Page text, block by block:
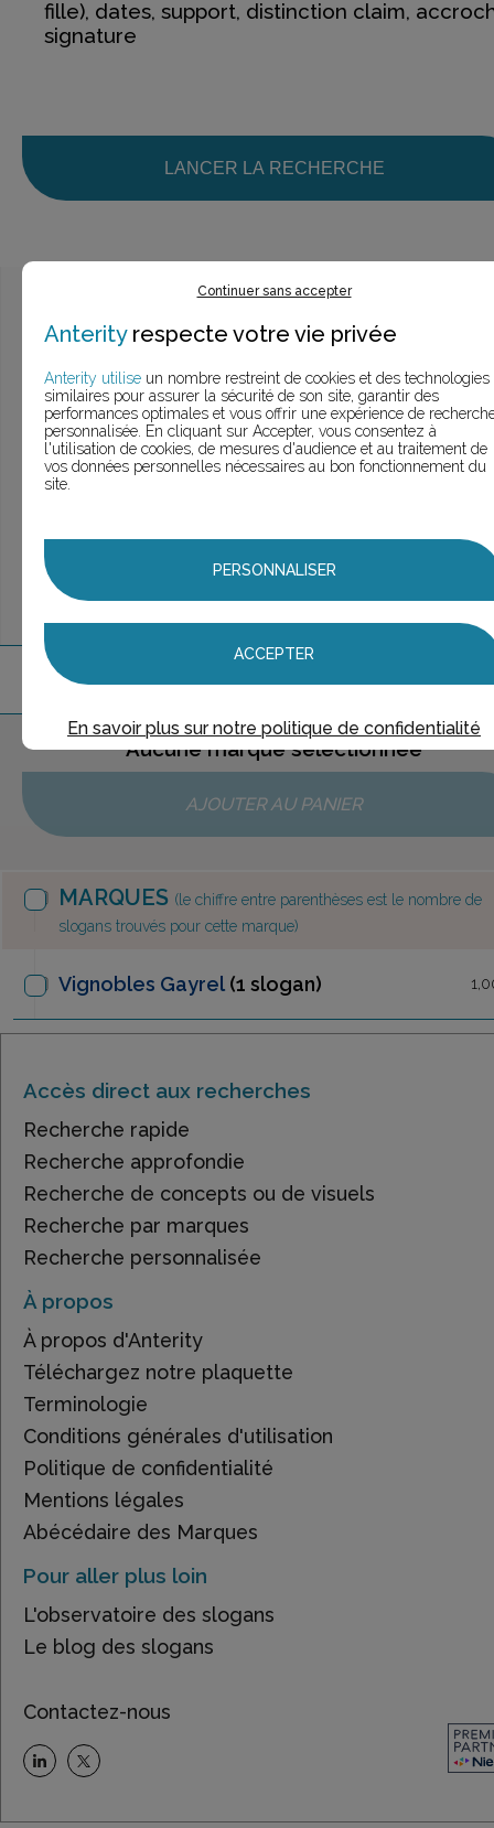
fille), dates, support, distinction claim,
signature
LANCER LA RECHERCHE
Ce n’est pas exactement ce que je recherche
> Voir larecherche approfondie
> Voir larecherche personnalisée
marquetrouvée
Aucune marque sélectionnée
AJOUTER AU PANIER
MARQUES (le chiffre entre parenthèses est le nombre de
slogans trouvés pour cette marque)
Vignobles Gayrel (1 slogan)
Accès direct aux recherches
Recherche rapide
Recherche approfondie
Recherche de concepts ou de visuels
Recherche par marques
Recherche personnalisée
À propos
À propos d'Anterity
Téléchargez notre plaquette
Terminologie
Conditions générales d'utilisation
Politique de confidentialité
Mentions légales
Abécédaire des Marques
Pour aller plus loin
L'observatoire des slogans
Le blog des slogans
Contactez-nous
Continuer sans accepter
Anterityrespecte votre vie privée
Anterity utilise un nombre restreint de cookies et des technologies
similaires pour assurer la sécurité de son site, garantir des
performances optimales et vous offrir une expérience de
personnalisée. En cliquant sur Accepter, vous consentez à
l'utilisation de cookies, de mesures d'audience et au traitement de
vos données personnelles nécessaires au bon fonctionnement du
site.
PERSONNALISER
ACCEPTER
En savoir plus sur notre politique de confidentialité